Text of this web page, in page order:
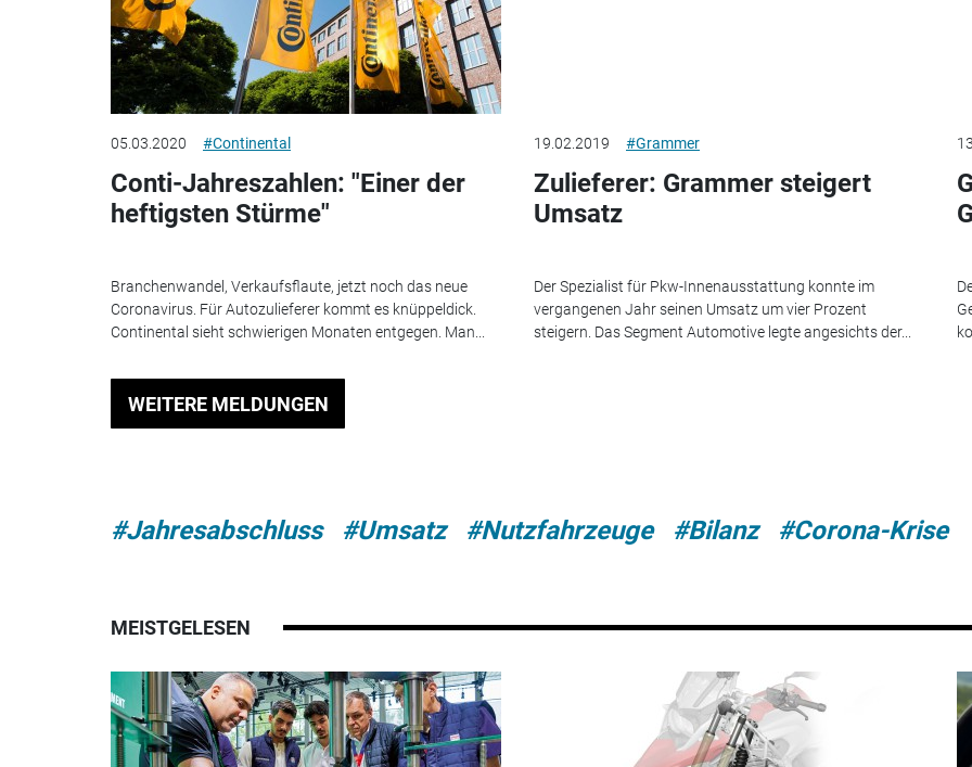
05.03.2020 #Continental
Conti-Jahreszahlen: "Einer der
heftigsten Stürme"
Branchenwandel, Verkaufsflaute, jetzt noch das neue
Coronavirus. Für Autozulieferer kommt es knüppeldick.
Continental sieht schwierigen Monaten entgegen. Man...
19.02.2019 #Grammer
Zulieferer: Grammer steigert
Umsatz
Der Spezialist für Pkw-Innenausstattung konnte im
vergangenen Jahr seinen Umsatz um vier Prozent
steigern. Das Segment Automotive legte angesichts der...
WEITERE MELDUNGEN
#Jahresabschluss #Umsatz #Nutzfahrzeuge #Bilanz #Corona-Krise
MEISTGELESEN